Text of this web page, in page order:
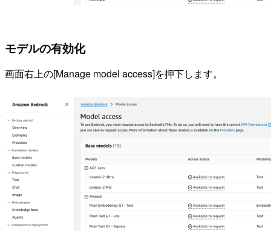
モデルの有効化
画面右上の[Manage model access]を押下します。